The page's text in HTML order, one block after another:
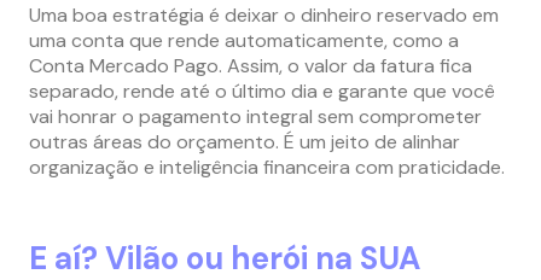
Uma boa estratégia é deixar o dinheiro reservado em
uma conta que rende automaticamente, como a
Conta Mercado Pago. Assim, o valor da fatura fica
separado, rende até o último dia e garante que você
vai honrar o pagamento integral sem comprometer
outras áreas do orçamento. É um jeito de alinhar
organização e inteligência financeira com praticidade.
E aí? Vilão ou herói na SUA